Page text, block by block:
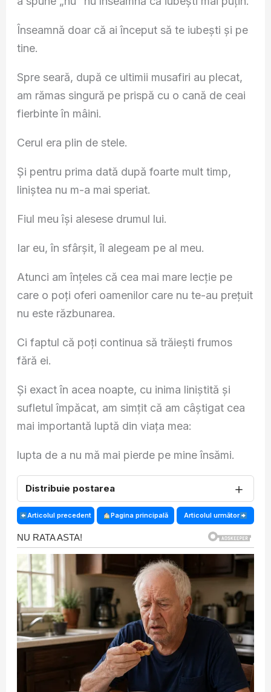
Înseamnă doar că ai început să te iubești și pe
tine.
Spre seară, după ce ultimii musafiri au plecat,
am rămas singură pe prispă cu o cană de ceai
fierbinte în mâini.
Cerul era plin de stele.
Și pentru prima dată după foarte mult timp,
liniștea nu m-a mai speriat.
Fiul meu își alesese drumul lui.
Iar eu, în sfârșit, îl alegeam pe al meu.
Atunci am înțeles că cea mai mare lecție pe
care o poți oferi oamenilor care nu te-au prețuit
nu este răzbunarea.
Ci faptul că poți continua să trăiești frumos
fără ei.
Și exact în acea noapte, cu inima liniștită și
sufletul împăcat, am simțit că am câștigat cea
mai importantă luptă din viața mea:
lupta de a nu mă mai pierde pe mine însămi.
Distribuie postarea ＋
Articolul precedent Pagina principală Articolul următor